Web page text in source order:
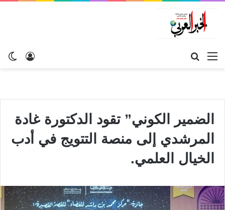
تسجيل
القائمة
الضمير الكوني” تقود الدكتورة غادة
المرشدي إلى منصة التتويج في أدب
الخيال العلمي.